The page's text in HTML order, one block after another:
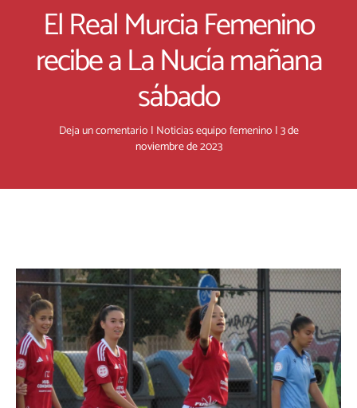
El Real Murcia Femenino
recibe a La Nucía mañana
sábado
Deja un comentario | Noticias equipo femenino |3 de
noviembre de 2023